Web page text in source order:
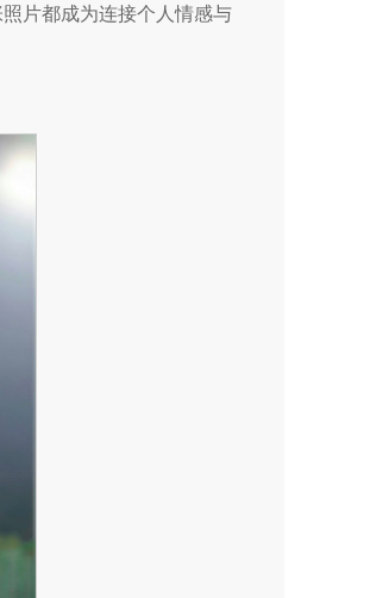
片都成为连接个人情感与